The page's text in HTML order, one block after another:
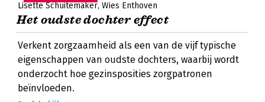
Lisette Schuitemaker Wies Enthoven
Het oudste dochter effect
Verkent zorgzaamheid als een van de vijf typische
eigenschappen van oudste dochters, waarbij wordt
onderzocht hoe gezinsposities zorgpatronen
beïnvloeden.